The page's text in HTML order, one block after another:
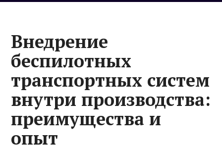
Внедрение
беспилотных
транспортных систем
внутри производства:
преимущества и
опыт